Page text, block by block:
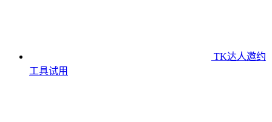
TK达人邀约
工具试用